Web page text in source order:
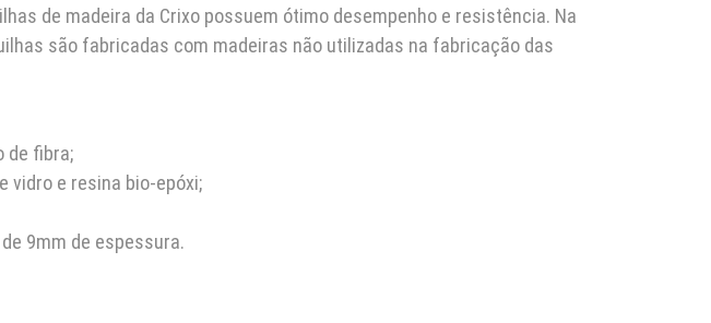
de madeira da Crixo possuem ótimo desempenho e resistência. Na
são fabricadas com madeiras não utilizadas na fabricação das
de fibra;
vidro e resina bio-epóxi;
9mm de espessura.